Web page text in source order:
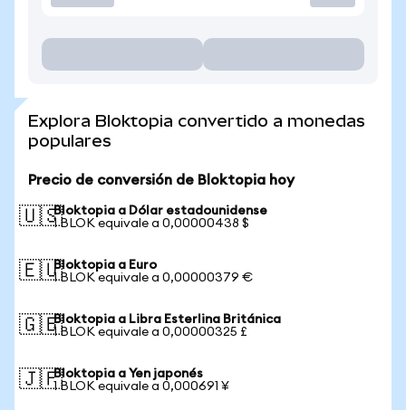
Explora Bloktopia convertido a monedas
populares
Precio de conversión de Bloktopia hoy
🇺🇸Bloktopia a Dólar estadounidense
1 BLOK equivale a 0,00000438 $
🇪🇺Bloktopia a Euro
1 BLOK equivale a 0,00000379 €
🇬🇧Bloktopia a Libra Esterlina Británica
1 BLOK equivale a 0,00000325 £
🇯🇵Bloktopia a Yen japonés
1 BLOK equivale a 0,000691 ¥